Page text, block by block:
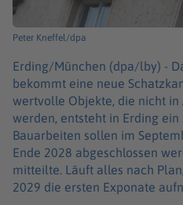
Peter Kneffel/dpa
Erding/München (dpa/lby) -
bekommt eine neue
wertvolle Objekte, die nicht
werden, entsteht in Erding ein
Bauarbeiten sollen im
Ende 2028 abgeschlossen
mitteilte. Läuft alles nach
2029 die ersten Exponate